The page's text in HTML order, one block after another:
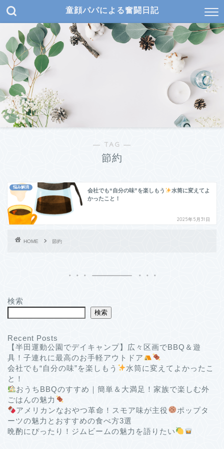
童顔パパによる奮闘日記
― TAG ―
節約
悩み解消
会社でも“自分の味”を楽しもう
水筒に変えてよ
かったこと！
2025年5月31日
HOME 節約
検索
検索
Recent Posts
【半田運動公園でデイキャンプ】広々区画でBBQ＆遊
具！子連れに最高のお手軽アウトドア
会社でも“自分の味”を楽しもう
水筒に変えてよかったこ
と！
おうちBBQのすすめ｜簡単＆大満足！家族で楽しむ外
ごはんの魅力
アメリカンなおやつ革命！スモア味が主役
ポップタ
ーツの魅力とおすすめの食べ方3選
晩酌にぴったり！ジムビームの魅力を語りたい